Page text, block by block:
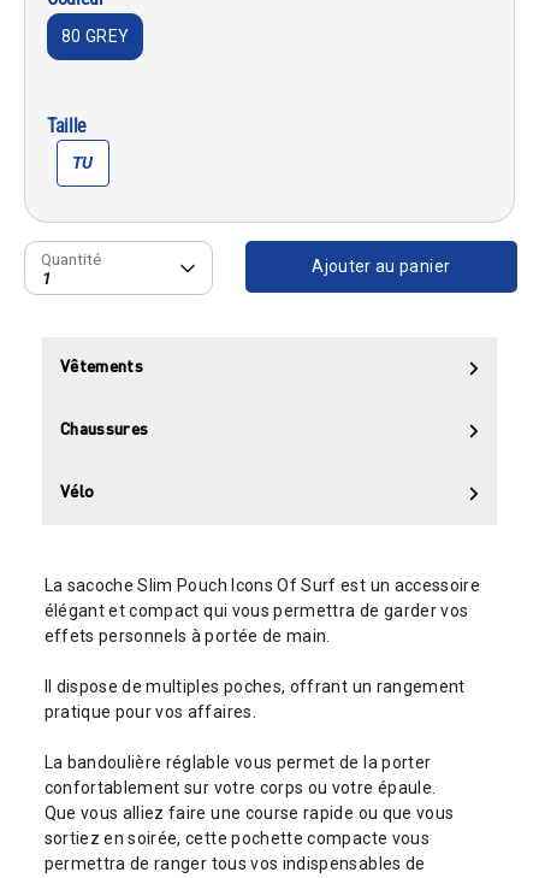
80 GREY
Taille
TU
Quantité
1
Quantité Ajouter au panier
Vêtements
Chaussures
Vélo
La sacoche Slim Pouch Icons Of Surf est un accessoire
élégant et compact qui vous permettra de garder vos
effets personnels à portée de main.
Il dispose de multiples poches, offrant un rangement
pratique pour vos affaires.
La bandoulière réglable vous permet de la porter
confortablement sur votre corps ou votre épaule.
Que vous alliez faire une course rapide ou que vous
sortiez en soirée, cette pochette compacte vous
permettra de ranger tous vos indispensables de